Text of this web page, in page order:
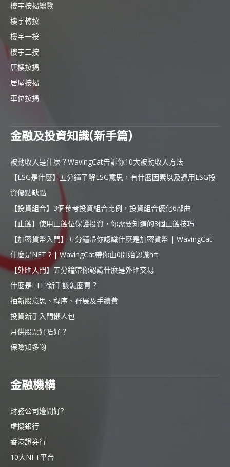
樓宇按揭總覽
樓宇轉按
樓宇一按
樓宇二按
唐樓按揭
居屋按揭
車位按揭
金融及投資知識(新手篇)
被動收入是什麼？WavingCat告訴你10大被動收入方法
【ESG是什麼】五分鐘了解ESG意思，有什麼因素以及運用ESG投
資優點缺點
【投資組合】3個參考投資組合比例，投資組合優化6部曲
【止蝕】使用止蝕位保護投資，你需要知道的3個止蝕技巧
【加密貨幣入門】五分鐘帶你認識什麼是加密貨幣 | WavingCat
什麼是NFT ? | WavingCat帶你由0開始認識nft
【外匯入門】五分鐘帶你認識什麼是外匯交易
什麼是ETF?新手該怎麼買？
抽新股意思、程序、孖展及手續費
投資新手入門懶人包
月供股票好唔好？
保險知多啲
金融機構
財務公司邊間好?
虛擬銀行
香港證券行
10大NFT平台